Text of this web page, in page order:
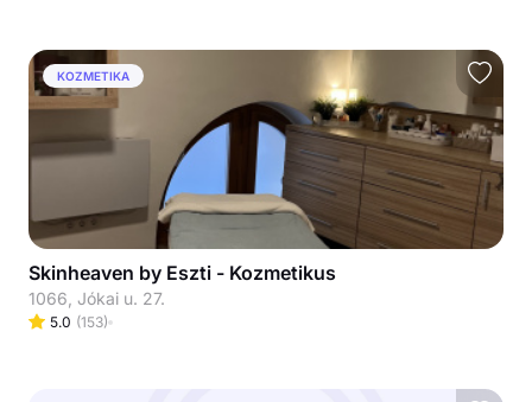
KOZMETIKA
Skinheaven by Eszti - Kozmetikus
1066, Jókai u. 27.
5.0 (153)